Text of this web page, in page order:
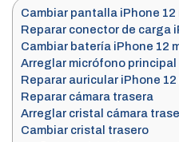
Cambiar pantalla iPhone 12
Reparar conector de carga
Cambiar batería iPhone 12
Arreglar micrófono principal
Reparar auricular iPhone 12
Reparar cámara trasera
Arreglar cristal cámara
Cambiar cristal trasero